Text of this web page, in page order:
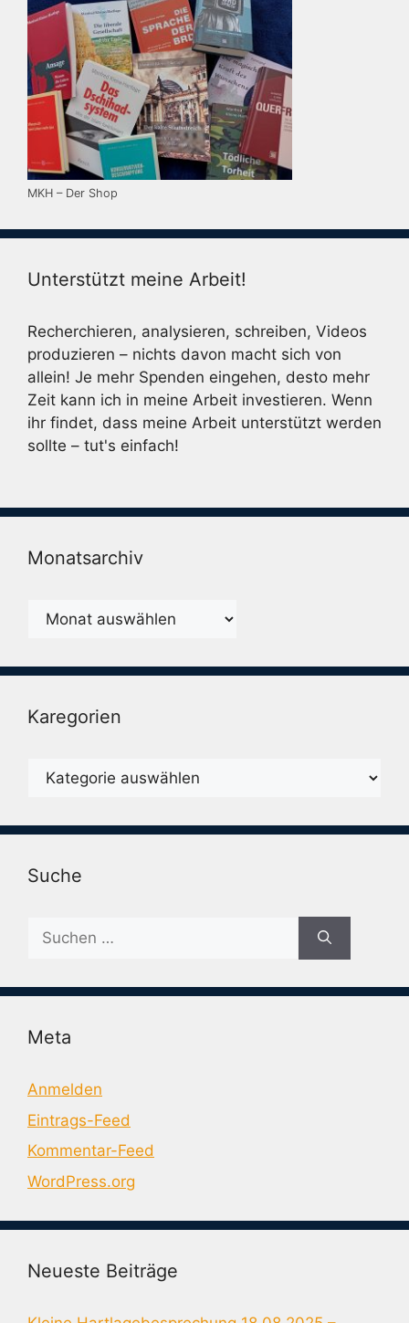
MKH – Der Shop
Unterstützt meine Arbeit!
Recherchieren, analysieren, schreiben, Videos
produzieren – nichts davon macht sich von
allein! Je mehr Spenden eingehen, desto mehr
Zeit kann ich in meine Arbeit investieren. Wenn
ihr findet, dass meine Arbeit unterstützt werden
sollte – tut's einfach!
Monatsarchiv
Monatsarchiv
Karegorien
Karegorien
Suche
Suche
nach:
Meta
Anmelden
Eintrags-Feed
Kommentar-Feed
WordPress.org
Neueste Beiträge